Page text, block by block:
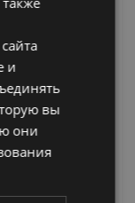
и
вы
они